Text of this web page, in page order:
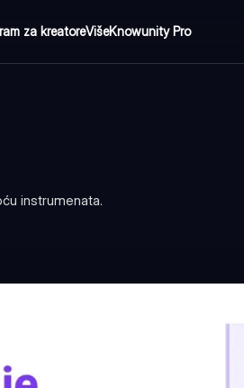
za kreatoreVišeKnowunity Pro
instrumenata.